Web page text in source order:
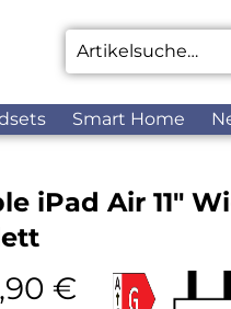
Smart Home
iPad Air 11″
€